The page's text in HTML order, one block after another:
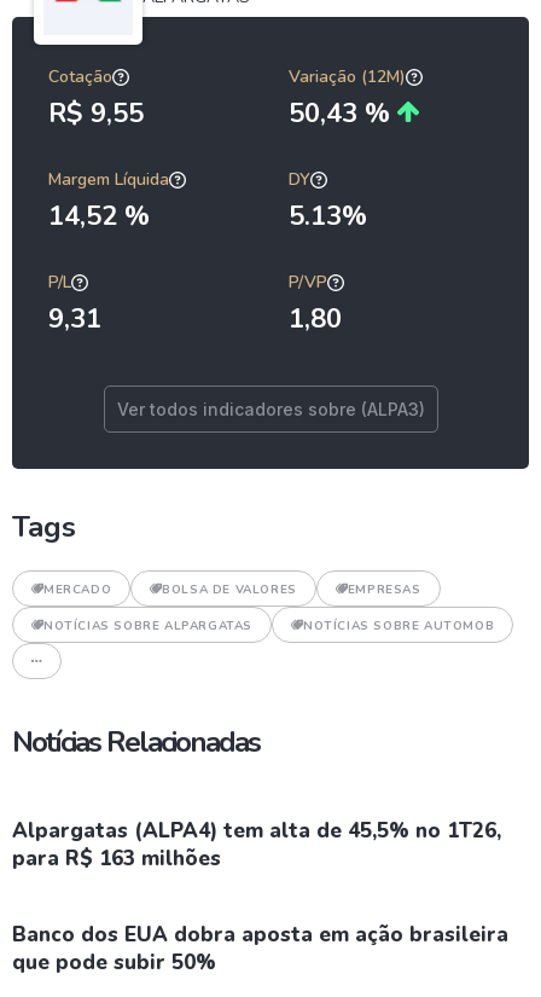
Cotação
R$ 9,55
Variação (12M)
50,43 %
Margem Líquida
14,52 %
DY
5.13%
P/L
9,31
P/VP
1,80
Ver todos indicadores sobre (ALPA3)
Tags
MERCADO BOLSA DE VALORES EMPRESAS
NOTÍCIAS SOBRE ALPARGATAS NOTÍCIAS SOBRE AUTOMOB
Notícias Relacionadas
Alpargatas (ALPA4) tem alta de 45,5% no 1T26,
para R$ 163 milhões
Banco dos EUA dobra aposta em ação brasileira
que pode subir 50%